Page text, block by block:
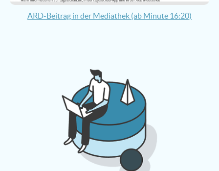
ARD-Beitrag in der Mediathek (ab Minute 16:20)